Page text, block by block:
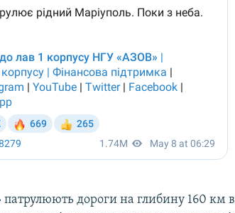
дороги на глибину 160 км